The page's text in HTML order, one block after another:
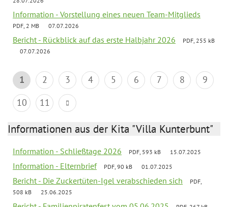
Information - Vorstellung eines neuen Team-Mitglieds
PDF, 2 MB 07.07.2026
Bericht - Rückblick auf das erste Halbjahr 2026
PDF, 255 kB
07.07.2026
1 2 3 4 5 6 7 8
9
10
11
Informationen aus der Kita "Villa Kunterbunt"
Information - Schließtage 2026 PDF, 593 kB 15.07.2025
Information - Elternbrief PDF, 90 kB 01.07.2025
Bericht - Die Zuckertüten-Igel verabschieden sich
PDF,
508 kB
25.06.2025